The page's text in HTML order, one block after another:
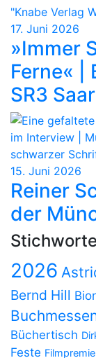
17. Juni 2026
»Immer
Ferne« |
SR3
15. Juni 2026
Reiner
der
Stichworte
2026
Bernd Hill
Büchertisch
Feste